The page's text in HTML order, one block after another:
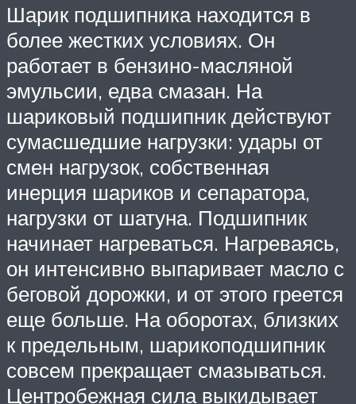
Шарик подшипника находится в
более жестких условиях. Он
работает в бензино-масляной
эмульсии, едва смазан. На
шариковый подшипник действуют
сумасшедшие нагрузки: удары от
смен нагрузок, собственная
инерция шариков и сепаратора,
нагрузки от шатуна. Подшипник
начинает нагреваться. Нагреваясь,
он интенсивно выпаривает масло с
беговой дорожки, и от этого греется
еще больше. На оборотах, близких
к предельным, шарикоподшипник
совсем прекращает смазываться.
Центробежная сила выкидывает